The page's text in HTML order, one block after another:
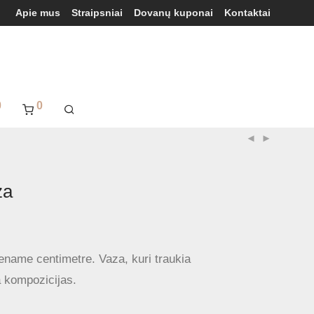
Apie mus Straipsniai Dovanų kuponai Kontaktai
0
centimetre. Vaza, kuri traukia